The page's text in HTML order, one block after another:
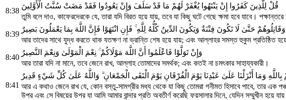
8:38
قُلْ لِلَّذِينَ كَفَرُوا إِنْ يَنْتَهُوا يُغْفَرْ لَهُمْ مَا قَدْ سَلَفَ وَإِنْ يَعُودُوا فَقَدْ مَضَتْ سُنَّتُ الْأَوَّلِينَ
তুমি বলে দাও, কাফেরদেরকে যে, তারা যদি বিরত হয়ে যায়, তবে যা কিছু ঘটে গেছে ক্ষমা হবে যাবে।
8:39
وَقَاتِلُوهُمْ حَتَّىٰ لَا تَكُونَ فِتْنَةٌ وَيَكُونَ الدِّينُ كُلُّهُ لِلَّهِ ۚ فَإِنِ انْتَهَوْا فَإِنَّ اللَّهَ بِمَا يَعْمَلُونَ بَصِيرٌ
আর তাদের সাথে যুদ্ধ করতে থাক যতক্ষণ না ভ্রান্তি শেষ হয়ে যায়; এবং আল্লাহর সমস্ত হুকুম প্রতিষ্ঠিত
8:40
وَإِنْ تَوَلَّوْا فَاعْلَمُوا أَنَّ اللَّهَ مَوْلَاكُمْ ۚ نِعْمَ الْمَوْلَىٰ وَنِعْمَ النَّصِيرُ
আর তারা যদি না মানে, তবে জেনে রাখ, আল্লাহ তোমাদের সমর্থক; এবং কতই না চমৎকার সাহায্যকারী।
8:41
وَمَا أَنْزَلْنَا عَلَىٰ عَبْدِنَا يَوْمَ الْفُرْقَانِ يَوْمَ الْتَقَى الْجَمْعَانِ ۗ وَاللَّهُ عَلَىٰ كُلِّ شَيْءٍ قَدِيرٌ
আর এ কথাও জেনে রাখ যে, কোন বস্তু-সামগ্রীর মধ্য থেকে যা কিছু তোমরা গনীমত হিসাবে পাবে, তার
উপর এবং সে বিষয়ের উপর যা আমি আমার বান্দার প্রতি অবতীর্ণ করেছি ফয়সালার দিনে, যেদিন সম্মুখীন